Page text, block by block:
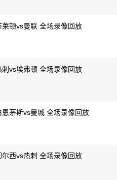
顿vs曼联 全场录像回放
vs埃弗顿 全场录像回放
茅斯vs曼城 全场录像回放
西vs热刺 全场录像回放